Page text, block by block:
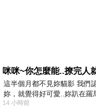
咪咪~你怎麼能..撩完人
這半個月都不見妳貓影 我們
妳，就覺得好可愛..妳趴在羅
14 小時前